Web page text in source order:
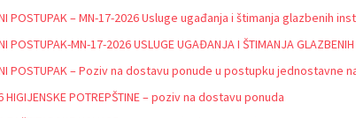
POSTUPAK – MN-17-2026 Usluge ugađanja i štimanja glazbenih
POSTUPAK-MN-17-2026 USLUGE UGAĐANJA I ŠTIMANJA
POSTUPAK – Poziv na dostavu ponude u postupku jednostavne
HIGIJENSKE POTREPŠTINE – poziv na dostavu ponuda